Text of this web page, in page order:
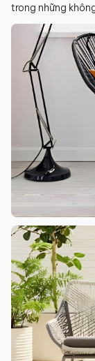
trong những